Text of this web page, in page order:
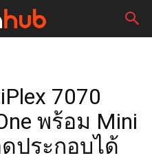
7070
พร้อม Mini
ประกอบได้